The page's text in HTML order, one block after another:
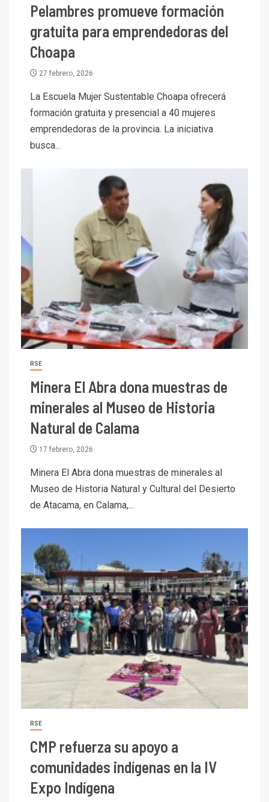
Pelambres promueve formación
gratuita para emprendedoras del
Choapa
27 febrero, 2026
La Escuela Mujer Sustentable Choapa ofrecerá
formación gratuita y presencial a 40 mujeres
emprendedoras de la provincia. La iniciativa
busca...
RSE
Minera El Abra dona muestras de
minerales al Museo de Historia
Natural de Calama
17 febrero, 2026
Minera El Abra dona muestras de minerales al
Museo de Historia Natural y Cultural del Desierto
de Atacama, en Calama,...
RSE
CMP refuerza su apoyo a
comunidades indígenas en la IV
Expo Indígena